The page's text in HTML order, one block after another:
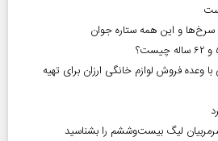
و این همه ستاره جوان
ریالی با وعده فروش لوازم خانگی ارزان برای تهیه